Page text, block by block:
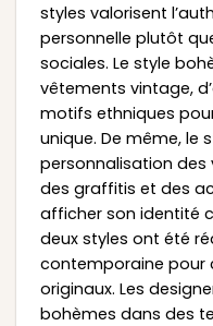
styles valorisent
personnelle plutôt
sociales. Le style
vêtements vintage,
motifs ethniques
unique. De même, le
personnalisation
des graffitis et des
afficher son identité
deux styles ont été
contemporaine pour
originaux. Les
bohèmes dans des